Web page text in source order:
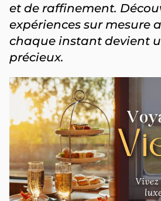
et de raffinement.
expériences sur mesure
chaque instant devient
précieux.